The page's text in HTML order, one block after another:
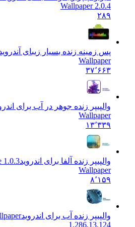
Wallpaper 2.0.4
پس زمینه زنده بسیار زیبای آندروید Live
Wallpaper
۳۷٬۶۶۳
والپیپر زنده جوهر در آب برای اندروید
Wallpaper
۱۳٬۳۳۹
والپیپر زنده آلفا برای اندروید
Live
Wallpaper
والپیپر زنده آب برای اندروید Wallpaper
1.286.13.124